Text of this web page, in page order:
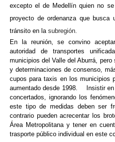
excepto el de Medellín quien no
proyecto de ordenanza que busca
tránsito en la subregión.
En la reunión, se convino
autoridad de transportes
municipios del Valle del Aburrá,
y determinaciones de consenso,
cupos para taxis en los
aumentado desde 1998. Insistir en
concertados, ignorando los
este tipo de medidas deben ser
contrario pueden acrecentar los
Área Metropolitana y tener en
trasporte público individual en este